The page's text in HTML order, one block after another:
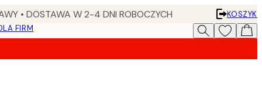
• DOSTAWA W 2-4 DNI ROBOCZYCH
KOSZYK
FIRM